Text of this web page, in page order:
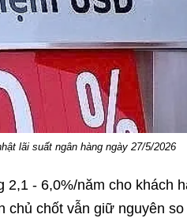
lãi suất ngân hàng ngày 27/5/2026
2,1 - 6,0%/năm cho khách
chủ chốt vẫn giữ nguyên